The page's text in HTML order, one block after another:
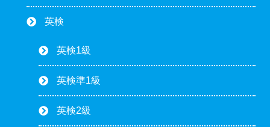
英検
英検1級
英検準1級
英検2級